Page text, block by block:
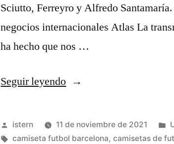
Sciutto, Ferreyro y Alfredo
negocios internacionales Atlas La
ha hecho que nos …
Seguir leyendo«Valencia
De
Fútbol»
Publicado
por
istern 11 de noviembre de 2021
Etiquetas:
camiseta futbol barcelona,camisetas de